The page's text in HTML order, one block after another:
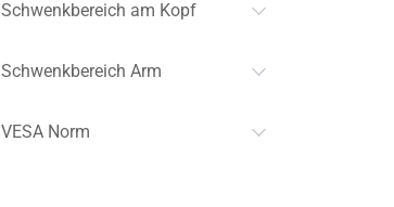
Schwenkbereich am Kopf
Schwenkbereich Arm
VESA Norm